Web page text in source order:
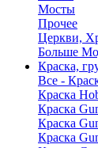
Мосты
Прочее
Церкви,
Больше
Краска,
Все -
Краска
Краска
Краска
Краска